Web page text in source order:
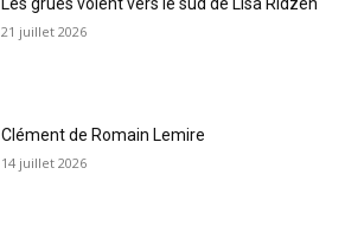
21 juillet 2026
Clément de Romain Lemire
14 juillet 2026